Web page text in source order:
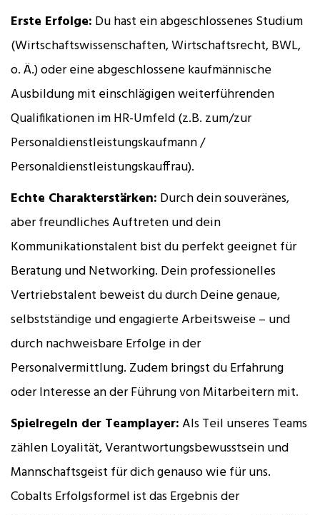
Erste Erfolge: Du hast ein abgeschlossenes Studium
(Wirtschaftswissenschaften, Wirtschaftsrecht, BWL,
o. Ä.) oder eine abgeschlossene kaufmännische
Ausbildung mit einschlägigen weiterführenden
Qualifikationen im HR-Umfeld (z.B. zum/zur
Personaldienstleistungskaufmann /
Personaldienstleistungskauffrau).
Echte Charakterstärken: Durch dein souveränes,
aber freundliches Auftreten und dein
Kommunikationstalent bist du perfekt geeignet für
Beratung und Networking. Dein professionelles
Vertriebstalent beweist du durch Deine genaue,
selbstständige und engagierte Arbeitsweise – und
durch nachweisbare Erfolge in der
Personalvermittlung. Zudem bringst du Erfahrung
oder Interesse an der Führung von Mitarbeitern mit.
Spielregeln der Teamplayer:Als Teil unseres Teams
zählen Loyalität, Verantwortungsbewusstsein und
Mannschaftsgeist für dich genauso wie für uns.
Cobalts Erfolgsformel ist das Ergebnis der